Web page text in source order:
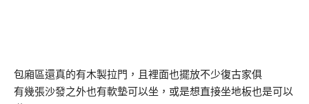
包廂區還真的有木製拉門，且裡面也擺放不少復古家俱
有幾張沙發之外也有軟墊可以坐，或是想直接坐地板也是可以